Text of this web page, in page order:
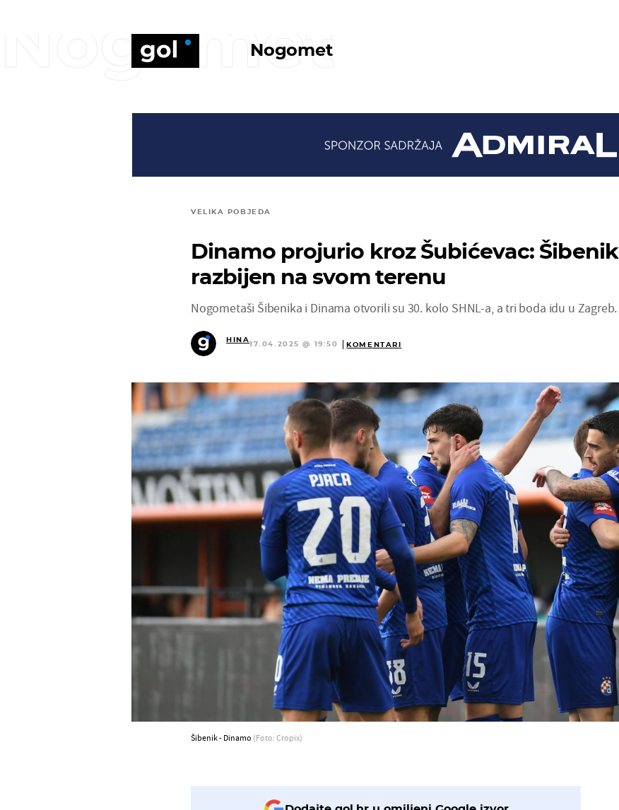
Nogomet
Nogomet
VELIKA POBJEDA
Dinamo projurio kroz Šubićevac: Šibenik
razbijen na svom terenu
Nogometaši Šibenika i Dinama otvorili su 30. kolo SHNL-a, a tri boda idu u Zagreb.
HINA
17.04.2025 @ 19:50 KOMENTARI
Šibenik - Dinamo (Foto: Cropix)